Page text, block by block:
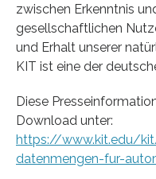
zwischen Erkenntnis
gesellschaftlichen
und Erhalt unserer
KIT ist eine der
Diese
Download unter:
https://www.kit.edu/
datenmengen-fur-